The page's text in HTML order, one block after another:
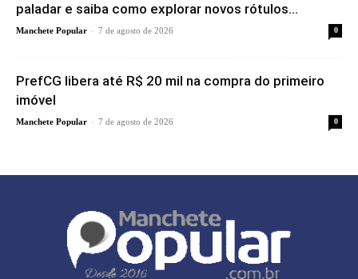
paladar e saiba como explorar novos rótulos...
Manchete Popular - 7 de agosto de 2026 0
PrefCG libera até R$ 20 mil na compra do primeiro
imóvel
Manchete Popular - 7 de agosto de 2026 0